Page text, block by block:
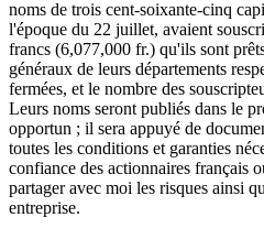
noms de trois cent-soixante-cinq
l'époque du 22 juillet, avaient
francs (6,077,000 fr.) qu'ils sont
généraux de leurs départements
fermées, et le nombre des
Leurs noms seront publiés dans le
opportun ; il sera appuyé de
toutes les conditions et garanties
confiance des actionnaires français
partager avec moi les risques ainsi
entreprise.